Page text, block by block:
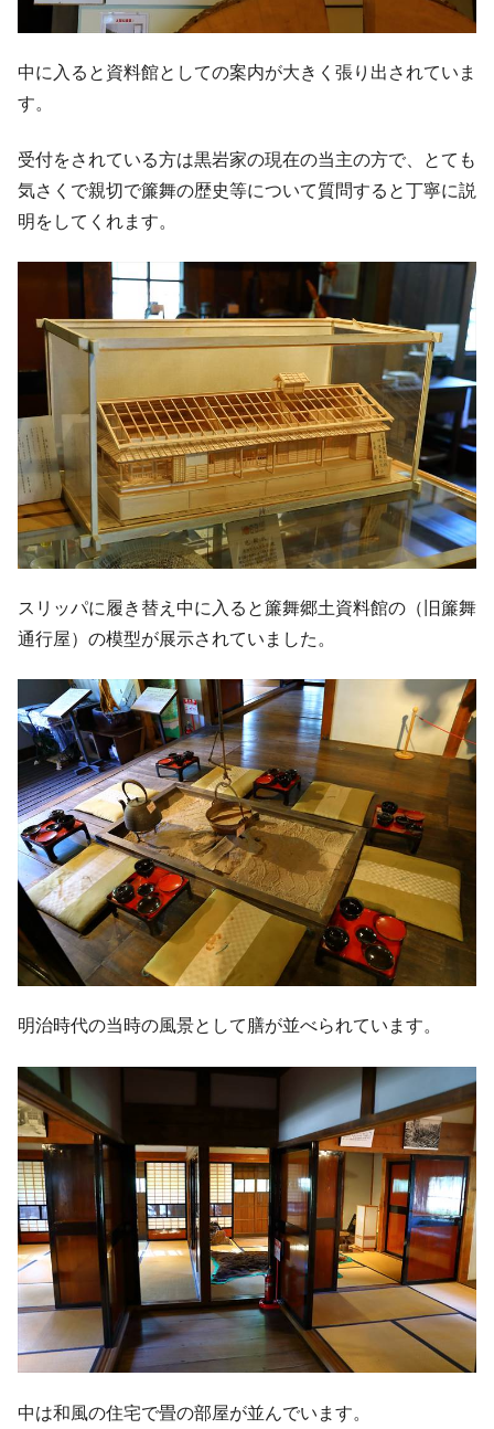
中に入ると資料館としての案内が大きく張り出されていま
す。
受付をされている方は黒岩家の現在の当主の方で、とても
気さくで親切で簾舞の歴史等について質問すると丁寧に説
明をしてくれます。
スリッパに履き替え中に入ると簾舞郷土資料館の（旧簾舞
通行屋）の模型が展示されていました。
明治時代の当時の風景として膳が並べられています。
中は和風の住宅で畳の部屋が並んでいます。